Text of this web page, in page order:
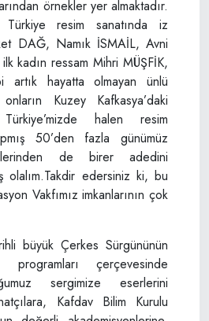
örnekler yer almaktadır.
resim sanatında iz
DAĞ, Namık İSMAİL, Avni
kadın ressam Mihri MÜŞFİK,
hayatta olmayan ünlü
Kuzey Kafkasya’daki
halen resim
50’den fazla günümüz
de birer adedini
olalım.Takdir edersiniz ki, bu
Vakfımız imkanlarının çok
büyük Çerkes Sürgününün
çerçevesinde
sergimize eserlerini
Kafdav Bilim Kurulu